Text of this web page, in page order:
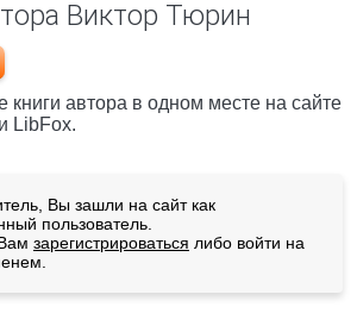
Виктор Тюрин
книги автора в одном месте на сайте
LibFox.
Вы зашли на сайт как
пользователь.
зарегистрироваться либо войти на